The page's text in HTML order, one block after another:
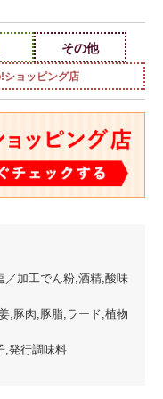
その他
ショッピング店
／加工でん粉,酒精,酸味
,豚肉,豚脂,ラード,植物
,発行調味料